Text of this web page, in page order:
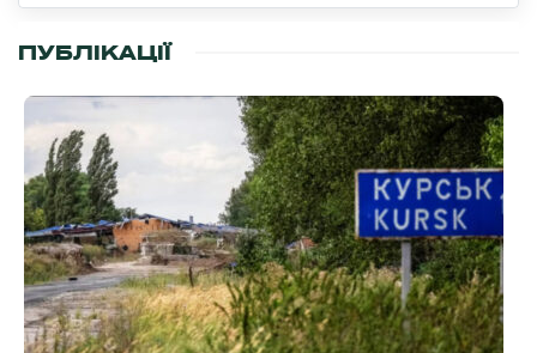
ПУБЛІКАЦІЇ